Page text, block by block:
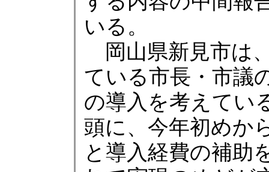
いる。
岡山県新見市は
ている市長・市議
の導入を考えてい
頭に、今年初めか
と導入経費の補助